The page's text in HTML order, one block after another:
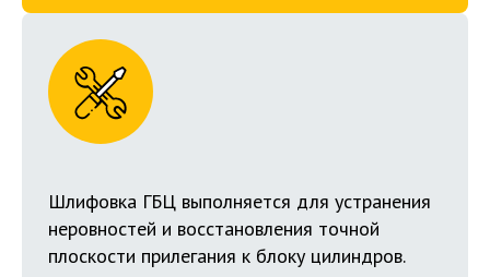
Шлифовка ГБЦ выполняется для устранения
неровностей и восстановления точной
плоскости прилегания к блоку цилиндров.